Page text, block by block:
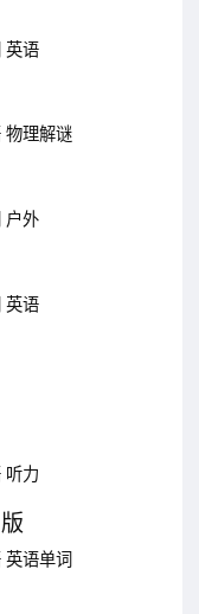
英语
物理解谜
户外
英语
听力
英语单词